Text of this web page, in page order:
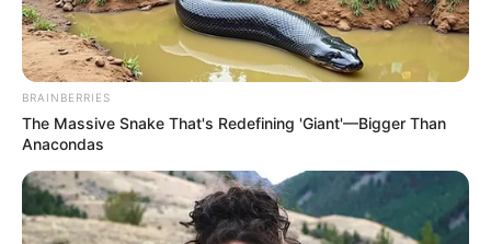
BRAINBERRIES
The Massive Snake That's Redefining 'Giant'—Bigger Than
Anacondas